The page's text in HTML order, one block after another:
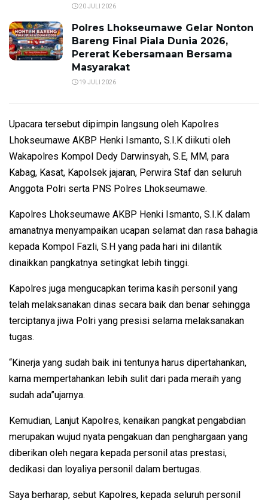
20 JULI 2026
Polres Lhokseumawe Gelar Nonton
Bareng Final Piala Dunia 2026,
Pererat Kebersamaan Bersama
Masyarakat
19 JULI 2026
Upacara tersebut dipimpin langsung oleh Kapolres
Lhokseumawe AKBP Henki Ismanto, S.I.K diikuti oleh
Wakapolres Kompol Dedy Darwinsyah, S.E, MM, para
Kabag, Kasat, Kapolsek jajaran, Perwira Staf dan seluruh
Anggota Polri serta PNS Polres Lhokseumawe.
Kapolres Lhokseumawe AKBP Henki Ismanto, S.I.K dalam
amanatnya menyampaikan ucapan selamat dan rasa bahagia
kepada Kompol Fazli, S.H yang pada hari ini dilantik
dinaikkan pangkatnya setingkat lebih tinggi.
Kapolres juga mengucapkan terima kasih personil yang
telah melaksanakan dinas secara baik dan benar sehingga
terciptanya jiwa Polri yang presisi selama melaksanakan
tugas.
“Kinerja yang sudah baik ini tentunya harus dipertahankan,
karna mempertahankan lebih sulit dari pada meraih yang
sudah ada”ujarnya.
Kemudian, Lanjut Kapolres, kenaikan pangkat pengabdian
merupakan wujud nyata pengakuan dan penghargaan yang
diberikan oleh negara kepada personil atas prestasi,
dedikasi dan loyaliya personil dalam bertugas.
Saya berharap, sebut Kapolres, kepada seluruh personil